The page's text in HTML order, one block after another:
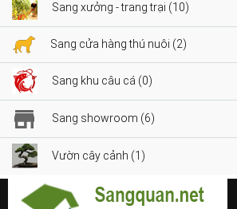
Sang xưởng - trang trại (10)
Sang cửa hàng thú nuôi (2)
Sang khu câu cá (0)
Sang showroom (6)
Vườn cây cảnh (1)